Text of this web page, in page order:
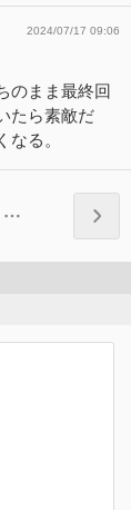
2024/07/17 09:06
のまま最終回
たら素敵だ
る。